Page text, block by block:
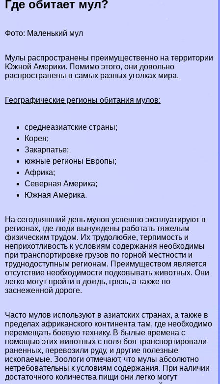
Где обитает мул?
Фото: Маленький мул
Мулы распространены преимущественно на территории
Южной Америки. Помимо этого, они довольно
распространены в самых разных уголках мира.
Географические регионы обитания мулов:
среднеазиатские страны;
Корея;
Закарпатье;
южные регионы Европы;
Африка;
Северная Америка;
Южная Америка.
На сегодняшний день мулов успешно эксплуатируют в
регионах, где люди вынуждены работать тяжелым
физическим трудом. Их трудолюбие, терпимость и
неприхотливость к условиям содержания необходимы
при трaнcпортировке грузов по горной местности и
труднодоступным регионам. Преимуществом является
отсутствие необходимости подковывать животных. Они
легко могут пройти в дождь, грязь, а также по
заснеженной дороге.
Часто мулов используют в азиатских странах, а также в
пределах африканского континента там, где необходимо
перемещать боевую технику. В былые времена с
помощью этих животных с поля боя трaнcпортировали
раненных, перевозили руду, и другие полезные
ископаемые. Зоологи отмечают, что мулы абсолютно
нетребовательны к условиям содержания. При наличии
достаточного количества пищи они легко могут